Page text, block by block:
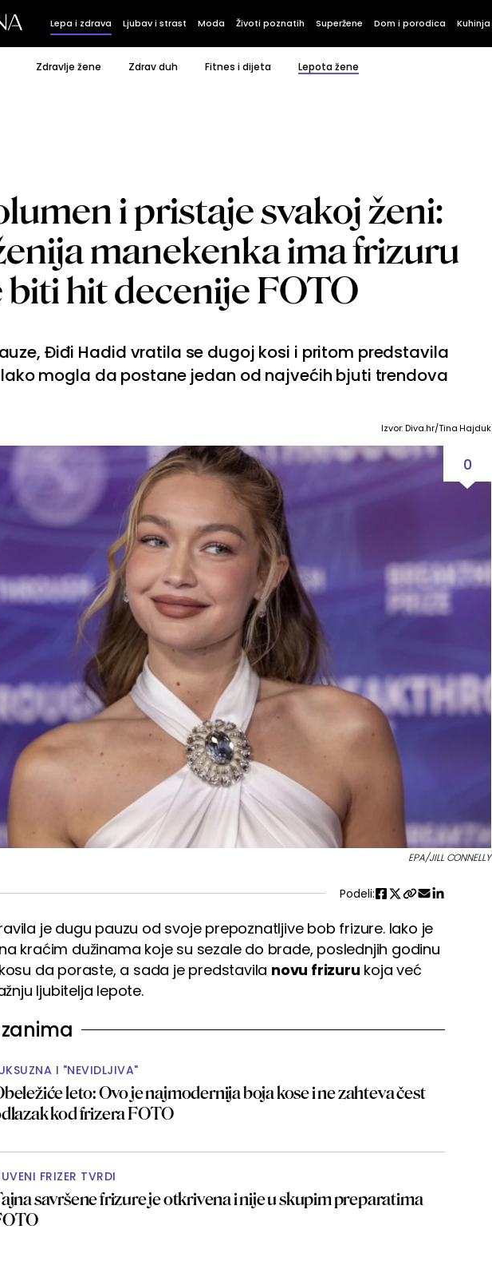
Lepa i zdrava Ljubav i strast Moda Životi poznatih Superžene Dom i porodica Kuhinja
Zdravlje žene Zdrav duh Fitnes i dijeta Lepota žene
i pristaje svakoj ženi:
manekenka ima frizuru
biti hit decenije FOTO
Điđi Hadid vratila se dugoj kosi i pritom predstavila
mogla da postane jedan od najvećih bjuti trendova
Izvor: Diva.hr/Tina Hajduk
0
EPA/JILL CONNELLY
Podeli:
je dugu pauzu od svoje prepoznatljive bob frizure. Iako je
kraćim dužinama koje su sezale do brade, poslednjih godinu
da poraste, a sada je predstavila novu frizuru koja već
ljubitelja lepote.
I "NEVIDLJIVA"
leto: Ovo je najmodernija boja kose i ne zahteva čest
kod frizera FOTO
FRIZER TVRDI
savršene frizure je otkrivena i nije u skupim preparatima